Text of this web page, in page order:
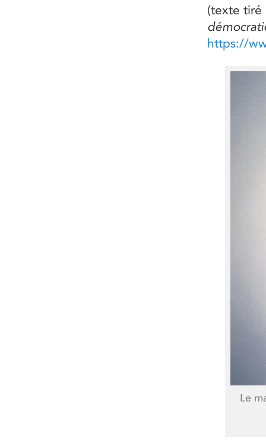
(texte tiré
https://
Le